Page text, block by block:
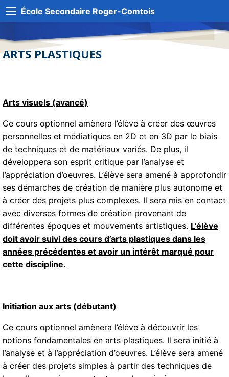
École Secondaire Roger-Comtois
ARTS PLASTIQUES
Arts visuels (avancé)
Ce cours optionnel amènera l’élève à créer des œuvres
personnelles et médiatiques en 2D et en 3D par le biais
de techniques et de matériaux variés. De plus, il
développera son esprit critique par l’analyse et
l’appréciation d’oeuvres. L’élève sera amené à approfondir
ses démarches de création de manière plus autonome et
à créer des projets plus complexes. Il sera mis en contact
avec diverses formes de création provenant de
différentes époques et mouvements artistiques. L’élève
doit avoir suivi des cours d’arts plastiques dans les
années précédentes et avoir un intérêt marqué pour
cette discipline.
Initiation aux arts (débutant)
Ce cours optionnel amènera l’élève à découvrir les
notions fondamentales en arts plastiques. Il sera initié à
l’analyse et à l’appréciation d’oeuvres. L’élève sera amené
à créer des projets simples à partir des techniques de